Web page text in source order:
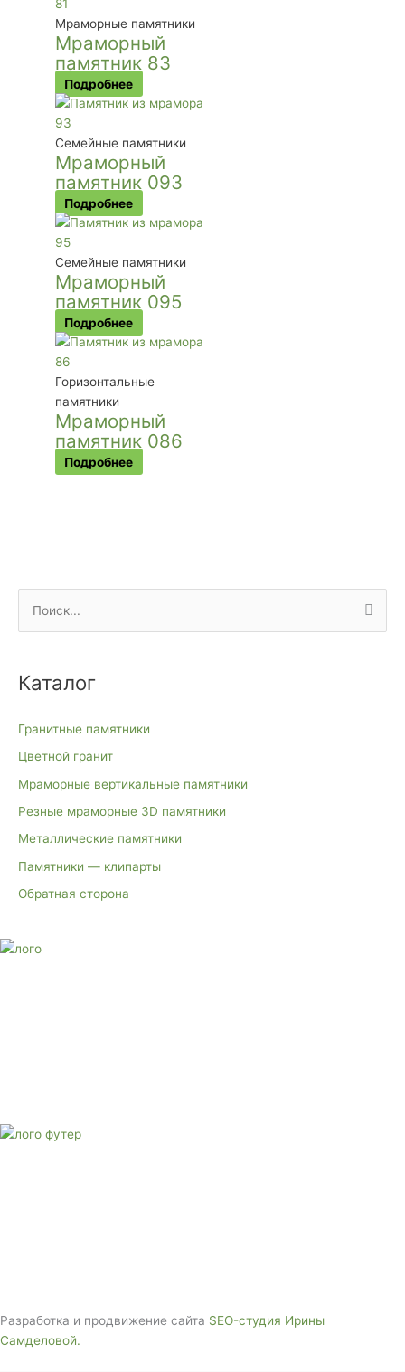
с
:
Каталог
Гранитные памятники
Цветной гранит
Мраморные вертикальные памятники
Резные мраморные 3D памятники
Металлические памятники
Памятники — клипарты
Обратная сторона
Мраморные памятники
Мраморный
памятник 83
Подробнее
Семейные памятники
Мраморный
памятник 093
Подробнее
Семейные памятники
Мраморный
памятник 095
Подробнее
Горизонтальные
памятники
Мраморный
памятник 086
Подробнее
Разработка и продвижение сайта SEO-студия Ирины
Самделовой.